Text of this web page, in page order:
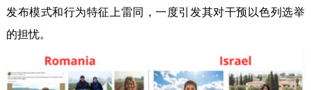
发布模式和行为特征上雷同，一度引发其对干预以色列选举
的担忧。